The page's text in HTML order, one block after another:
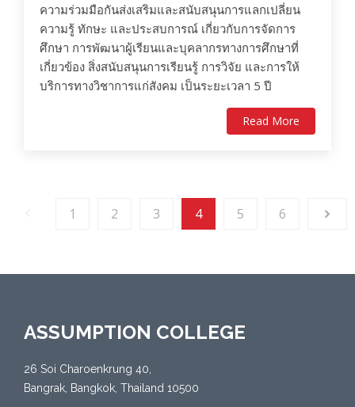
ความร่วมมือกันส่งเสริมและสนับสนุนการแลกเปลี่ยน
ความรู้ ทักษะ และประสบการณ์ เกี่ยวกับการจัดการ
ศึกษา การพัฒนาผู้เรียนและบุคลากรทางการศึกษาที่
เกี่ยวข้อง สิ่งสนับสนุนการเรียนรู้ การวิจัย และการให้
บริการทางวิชาการแก่สังคม เป็นระยะเวลา 5 ปี
Read More
1 2 3 4 5 6
ASSUMPTION COLLEGE
26 Soi Charoenkrung 40,
Bangrak, Bangkok, Thailand 10500